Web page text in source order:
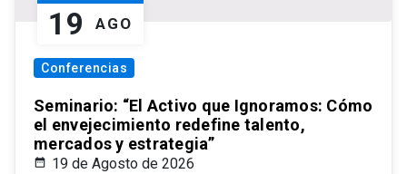
19 AGO
Conferencias
Seminario: “El Activo que Ignoramos: Cómo
el envejecimiento redefine talento,
mercados y estrategia”
19 de Agosto de 2026